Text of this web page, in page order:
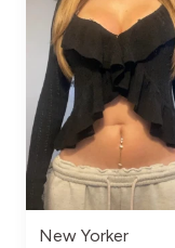
New Yorker